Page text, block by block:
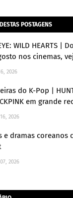
POSTAGENS
WILD HEARTS |
nos cinemas,
2026
do K-Pop |
em grande
2026
e dramas coreanos
2026